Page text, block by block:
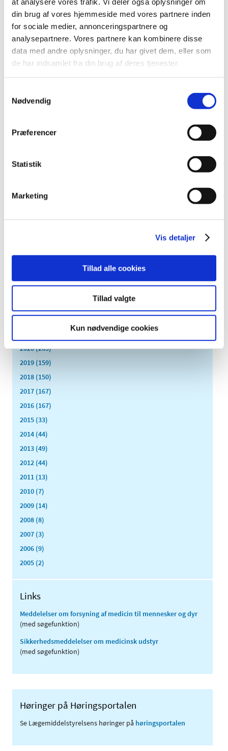
din brug af vores hjemmeside med vores partnere inden
for sociale medier, annonceringspartnere og
analysepartnere. Vores partnere kan kombinere disse
data med andre oplysninger, du har givet dem, eller som
de har indsamlet fra din brug af deres tjenester.
Nødvendig
Præferencer
Statistik
Marketing
Vis detaljer
Tillad alle cookies
Tillad valgte
Kun nødvendige cookies
|3. februar 2025|
Bevillingen til at drive Rønne Apotek er ledig pr. 1.
oktober 2025. Rønne Apotek er beliggende i…
2026 (84)
december (10)
juli (11)
2020 (263)
2019 (159)
2018 (150)
2017 (167)
2016 (167)
2015 (33)
2014 (44)
2013 (49)
2012 (44)
2011 (13)
2010 (7)
2009 (14)
2008 (8)
2007 (3)
2006 (9)
2005 (2)
Links
Meddelelser om forsyning af medicin til mennesker og dyr
(med søgefunktion)
Sikkerhedsmeddelelser om medicinsk udstyr
(med søgefunktion)
Høringer på Høringsportalen
Se Lægemiddelstyrelsens høringer på høringsportalen